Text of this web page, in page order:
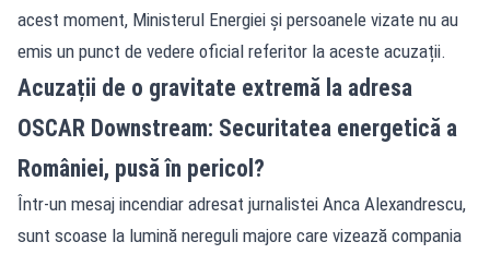
acest moment, Ministerul Energiei și persoanele vizate nu au
emis un punct de vedere oficial referitor la aceste acuzații.
Acuzații de o gravitate extremă la adresa
OSCAR Downstream: Securitatea energetică a
României, pusă în pericol?
Într-un mesaj incendiar adresat jurnalistei Anca Alexandrescu,
sunt scoase la lumină nereguli majore care vizează compania